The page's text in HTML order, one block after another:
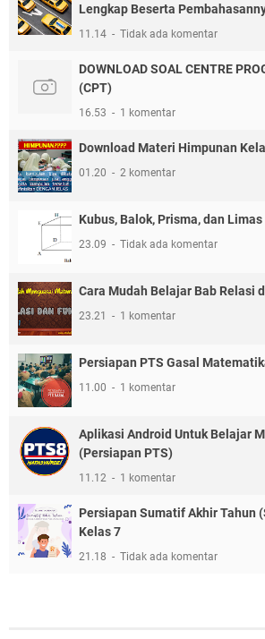
Lengkap Beserta
11.14 Tidak ada komentar
DOWNLOAD SOAL CENTRE
(CPT)
16.53 1 komentar
Download Materi Himpunan
01.20 2 komentar
Kubus, Balok, Prisma, dan Limas
23.09 Tidak ada komentar
Cara Mudah Belajar Bab Relasi
23.21 1 komentar
Persiapan PTS Gasal
11.00 1 komentar
Aplikasi Android Untuk Belajar
(Persiapan PTS)
11.12 1 komentar
Persiapan Sumatif Akhir Tahun
Kelas 7
21.18 Tidak ada komentar